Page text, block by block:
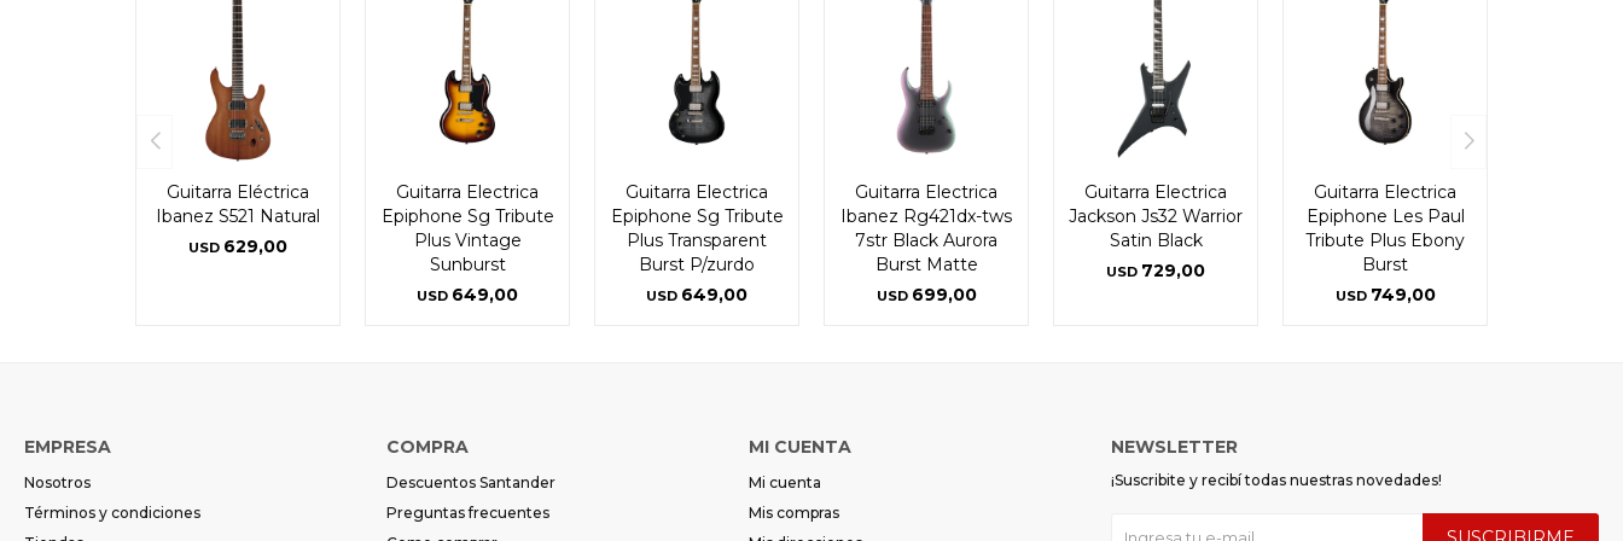
Guitarra Eléctrica
Ibanez S521 Natural
USD 629,00
Guitarra Electrica
Epiphone Sg Tribute
Plus Vintage
Sunburst
USD 649,00
Guitarra Electrica
Epiphone Sg Tribute
Plus Transparent
Burst P/zurdo
USD 649,00
Guitarra Electrica
Ibanez Rg421dx-tws
7str Black Aurora
Burst Matte
USD 699,00
Guitarra Electrica
Jackson Js32 Warrior
Satin Black
USD 729,00
Guitarra Electrica
Epiphone Les Paul
Tribute Plus Ebony
Burst
USD 749,00
EMPRESA
Nosotros
Términos y condiciones
COMPRA
Descuentos Santander
Preguntas frecuentes
MI CUENTA
Mi cuenta
Mis compras
NEWSLETTER
¡Suscribite y recibí todas nuestras novedades!